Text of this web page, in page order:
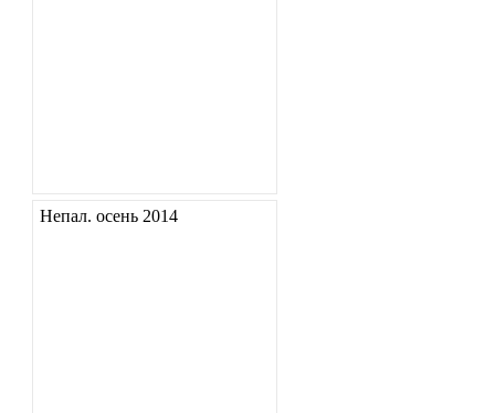
Непал. осень 2014